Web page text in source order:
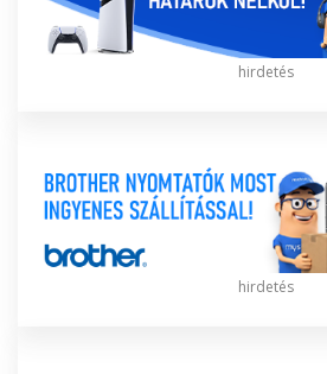
hirdetés
hirdetés